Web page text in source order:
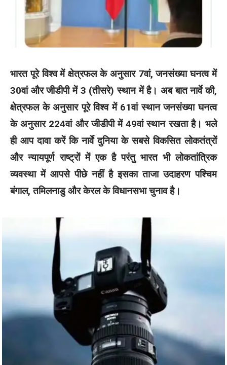
भारत पूरे विश्व में क्षेत्रफल के अनुसार 7वां, जनसंख्या घनत्व में
30वां और जीडीपी में 3 (तीसरे) स्थान में है। अब बात नार्वे की,
क्षेत्रफल के अनुसार पूरे विश्व में 61वां स्थान जनसंख्या घनत्व
के अनुसार 224वां और जीडीपी में 49वां स्थान रखता है। भले
ही आप दावा करें कि नार्वे दुनिया के सबसे विकसित लोकतंत्रों
और न्यायपूर्ण राष्ट्रों में एक है परंतु भारत भी लोकतांत्रिक
व्यवस्था में आपसे पीछे नहीं है इसका ताजा उदाहरण पश्चिम
बंगाल, तमिलनाडु और केरल के विधानसभा चुनाव है।